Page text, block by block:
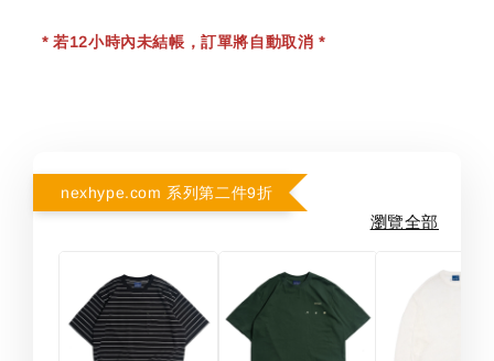
* 若12小時內未結帳，訂單將自動取消 *
nexhype.com 系列第二件9折
瀏覽全部